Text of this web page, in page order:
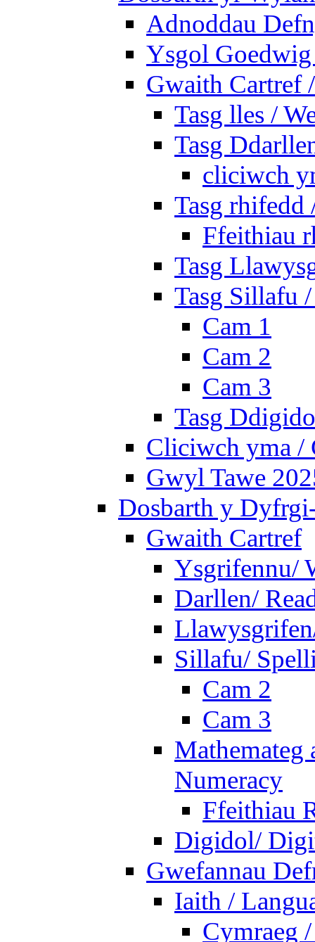
Adnoddau
Ysgol
Gwaith Cartref
Tasg lles /
Tasg
cliciwch
Tasg rhifedd
Ffeithiau
Tasg
Tasg Sillafu
Cam 1
Cam 2
Cam 3
Tasg
Cliciwch yma /
Gwyl Tawe
Dosbarth y
Gwaith Cartref
Ysgrifennu/
Darllen/
Sillafu/
Cam 2
Cam 3
Mathemateg
Numeracy
Ffeithiau
Digidol/
Gwefannau
Iaith /
Cymraeg